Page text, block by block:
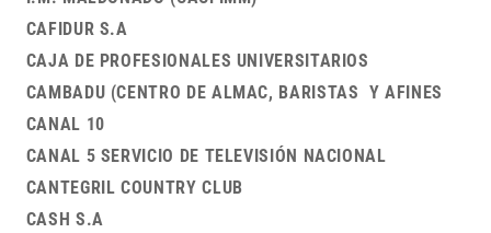
CAFIDUR S.A
CAJA DE PROFESIONALES UNIVERSITARIOS
CAMBADU (CENTRO DE ALMAC, BARISTAS Y AFINES
CANAL 10
CANAL 5 SERVICIO DE TELEVISIÓN NACIONAL
CANTEGRIL COUNTRY CLUB
CASH S.A